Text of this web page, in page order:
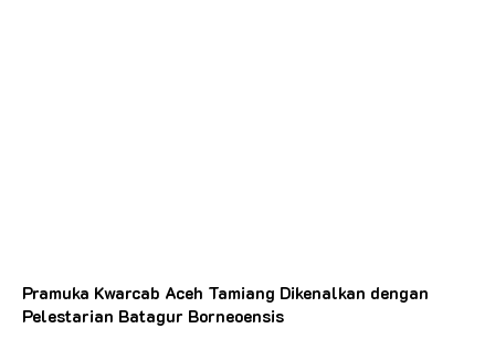
Pramuka Kwarcab Aceh Tamiang Dikenalkan dengan
Pelestarian Batagur Borneoensis